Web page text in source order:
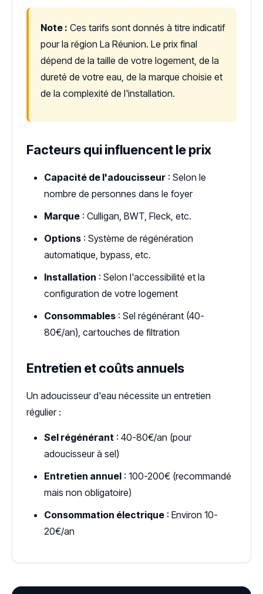
Note : Ces tarifs sont donnés à titre indicatif
pour la région La Réunion. Le prix final
dépend de la taille de votre logement, de la
dureté de votre eau, de la marque choisie et
de la complexité de l'installation.
Facteurs qui influencent le prix
Capacité de l'adoucisseur : Selon le
nombre de personnes dans le foyer
Marque : Culligan, BWT, Fleck, etc.
Options : Système de régénération
automatique, bypass, etc.
Installation : Selon l'accessibilité et la
configuration de votre logement
Consommables : Sel régénérant (40-
80€/an), cartouches de filtration
Entretien et coûts annuels
Un adoucisseur d'eau nécessite un entretien
régulier :
Sel régénérant : 40-80€/an (pour
adoucisseur à sel)
Entretien annuel : 100-200€ (recommandé
mais non obligatoire)
Consommation électrique : Environ 10-
20€/an